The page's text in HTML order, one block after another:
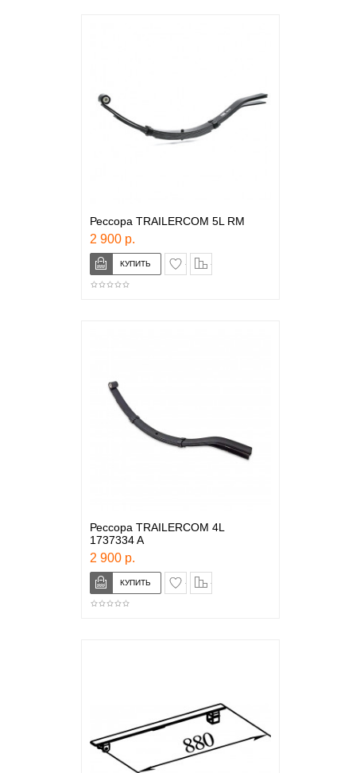
Рессора TRAILERCOM 5L RM
2 900 р.
в закладки
Рессора TRAILERCOM 4L
1737334 A
2 900 р.
в закладки